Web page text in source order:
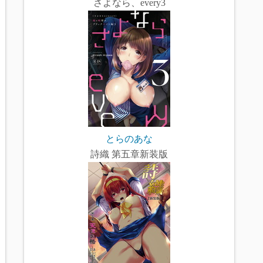
さよなら、every3
とらのあな
詩織 第五章新装版